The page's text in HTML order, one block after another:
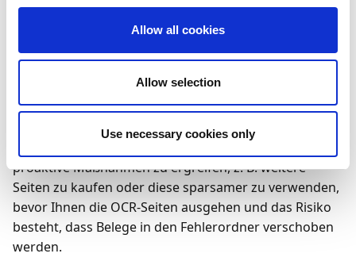
Allow all cookies
Allow selection
Use necessary cookies only
Seiten verbleiben) und die Benachrichtigungen
werden nur auf einigen relevanten Seiten angezeigt,
wie dem Belegjournal und dem Rollencenter.
Jede Benachrichtigung gibt Benutzern einen klaren
Hinweis darauf, wie viele Seiten noch übrig sind, bevor
proaktive Maßnahmen zu ergreifen, z. B. weitere
Seiten zu kaufen oder diese sparsamer zu verwenden,
bevor Ihnen die OCR-Seiten ausgehen und das Risiko
besteht, dass Belege in den Fehlerordner verschoben
werden.